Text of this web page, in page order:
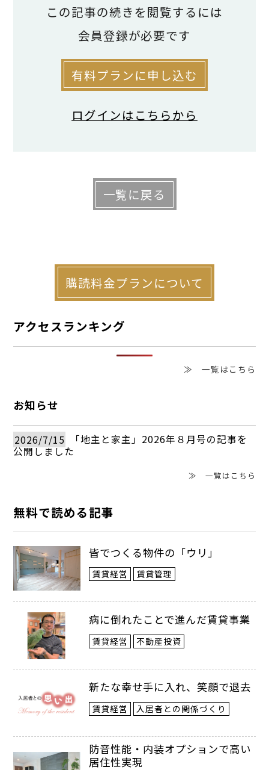
トは、広島の都市構造を大きく変える可能
性を秘めています。
最大のメリットは、集客力の大幅な向上
できます。比較的近くに立地している「Ｍ
ＡＺＤＡ Ｚｏｏｍ－Ｚｏｏｍスタジアム
泊・飲食事業へ多大な恩恵をもたらすので
はないでしょうか。
も中長期的な影響を及ぼします。スタジア
料相場は大きく上昇しました。今後は、新
アリーナ運営や周辺施設での新たな雇用創
出により、単身者や若年層の賃貸需要が駅
周辺でより高まります。広島駅近辺では単
身者向け物件の高稼働が期待できる一方、
新規での物件取得費や建築費はさらに高騰
するでしょう。
（2026年７月号掲載）
この記事の続きを閲覧するには
会員登録が必要です
有料プランに申し込む
ログインはこちらから
一覧に戻る
購読料金プランについて
アクセスランキング
≫ 一覧はこちら
お知らせ
2026/7/15
「地主と家主」2026年８月号の記事を
公開しました
≫ 一覧はこちら
無料で読める記事
皆でつくる物件の「ウリ」
賃貸経営 賃貸管理
病に倒れたことで進んだ賃貸事業
賃貸経営 不動産投資
新たな幸せ手に入れ、笑顔で退去
賃貸経営 入居者との関係づくり
防音性能・内装オプションで高い
居住性実現